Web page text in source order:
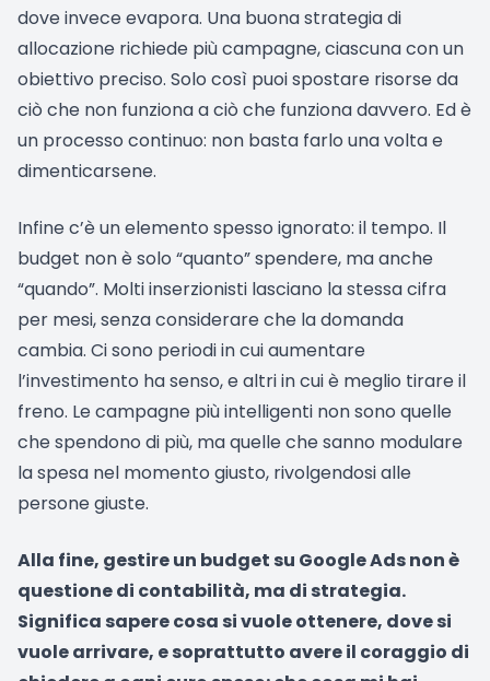
dove invece evapora. Una buona strategia di
allocazione richiede più campagne, ciascuna con un
obiettivo preciso. Solo così puoi spostare risorse da
ciò che non funziona a ciò che funziona davvero. Ed è
un processo continuo: non basta farlo una volta e
dimenticarsene.
Infine c’è un elemento spesso ignorato: il tempo. Il
budget non è solo “quanto” spendere, ma anche
“quando”. Molti inserzionisti lasciano la stessa cifra
per mesi, senza considerare che la domanda
cambia. Ci sono periodi in cui aumentare
l’investimento ha senso, e altri in cui è meglio tirare il
freno. Le campagne più intelligenti non sono quelle
che spendono di più, ma quelle che sanno modulare
la spesa nel momento giusto, rivolgendosi alle
persone giuste.
Alla fine, gestire un budget su Google Ads non è
questione di contabilità, ma di strategia.
Significa sapere cosa si vuole ottenere, dove si
vuole arrivare, e soprattutto avere il coraggio di